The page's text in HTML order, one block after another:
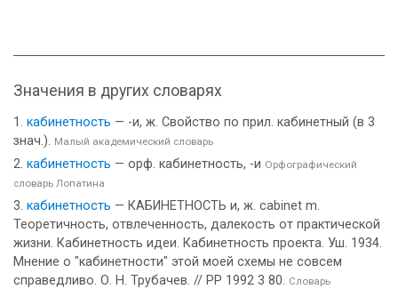
Значения в других словарях
кабинетность — -и, ж. Свойство по прил. кабинетный (в 3
знач.). Малый академический словарь
кабинетность — орф. кабинетность, -и Орфографический
словарь Лопатина
кабинетность — КАБИНЕТНОСТЬ и, ж. cabinet m.
Теоретичность, отвлеченность, далекость от практической
жизни. Кабинетность идеи. Кабинетность проекта. Уш. 1934.
Мнение о "кабинетности" этой моей схемы не совсем
справедливо. О. Н. Трубачев. // РР 1992 3 80. Словарь